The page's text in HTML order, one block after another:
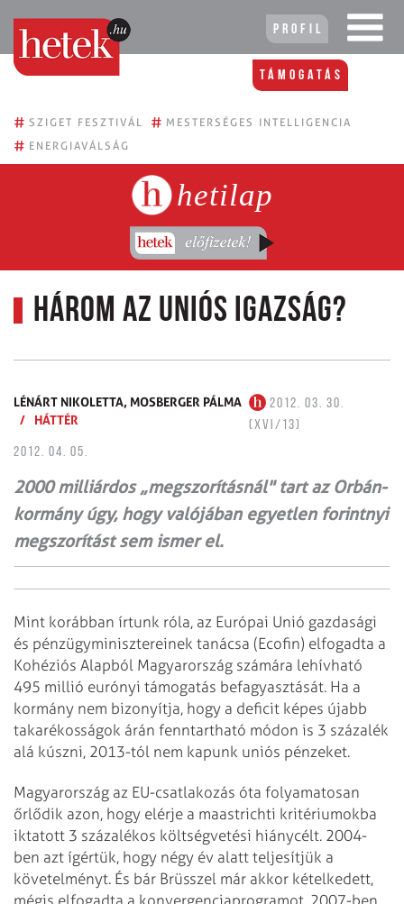
Profil
Támogatás
# SZIGET FESZTIVÁL # MESTERSÉGES INTELLIGENCIA
# ENERGIAVÁLSÁG
hetilap
Három az uniós igazság?
LÉNÁRT NIKOLETTA, MOSBERGER PÁLMA
/
HÁTTÉR
2012. 03. 30.
(XVI/13)
2012. 04. 05.
2000 milliárdos „megszorításnál" tart az Orbán-
kormány úgy, hogy valójában egyetlen forintnyi
megszorítást sem ismer el.
Mint korábban írtunk róla, az Európai Unió gazdasági
és pénzügyminisztereinek tanácsa (Ecofin) elfogadta a
Kohéziós Alapból Magyarország számára lehívható
495 millió eurónyi támogatás befagyasztását. Ha a
kormány nem bizonyítja, hogy a deficit képes újabb
takarékosságok árán fenntartható módon is 3 százalék
alá kúszni, 2013-tól nem kapunk uniós pénzeket.
Magyarország az EU-csatlakozás óta folyamatosan
őrlődik azon, hogy elérje a maastrichti kritériumokba
iktatott 3 százalékos költségvetési hiánycélt. 2004-
ben azt ígértük, hogy négy év alatt teljesítjük a
követelményt. És bár Brüsszel már akkor kételkedett,
mégis elfogadta a konvergenciaprogramot. 2007-ben